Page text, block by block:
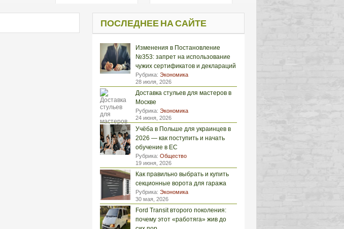
ПОСЛЕДНЕЕ НА САЙТЕ
Изменения в Постановление
№353: запрет на использование
чужих сертификатов и деклараций
Рубрика: Экономика
28 июля, 2026
Доставка стульев для мастеров в
Москве
Рубрика: Экономика
24 июня, 2026
Учёба в Польше для украинцев в
2026 — как поступить и начать
обучение в ЕС
Рубрика: Общество
19 июня, 2026
Как правильно выбрать и купить
секционные ворота для гаража
Рубрика: Экономика
30 мая, 2026
Ford Transit второго поколения:
почему этот «работяга» жив до